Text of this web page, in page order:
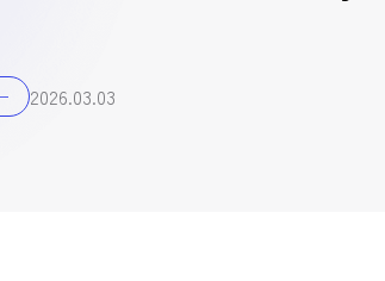
2026.03.03